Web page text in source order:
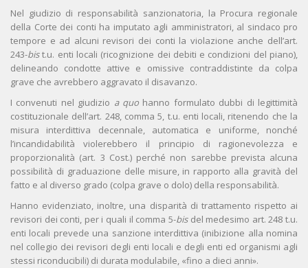
Nel giudizio di responsabilità sanzionatoria, la Procura regionale
della Corte dei conti ha imputato agli amministratori, al sindaco pro
tempore e ad alcuni revisori dei conti la violazione anche dell’art.
243-bist.u. enti locali (ricognizione dei debiti e condizioni del piano),
delineando condotte attive e omissive contraddistinte da colpa
grave che avrebbero aggravato il disavanzo.
I convenuti nel giudizio a quo hanno formulato dubbi di legittimità
costituzionale dell’art. 248, comma 5, t.u. enti locali, ritenendo che la
misura interdittiva decennale, automatica e uniforme, nonché
l’incandidabilità violerebbero il principio di ragionevolezza e
proporzionalità (art. 3 Cost.) perché non sarebbe prevista alcuna
possibilità di graduazione delle misure, in rapporto alla gravità del
fatto e al diverso grado (colpa grave o dolo) della responsabilità.
Hanno evidenziato, inoltre, una disparità di trattamento rispetto ai
revisori dei conti, per i quali il comma 5-bis del medesimo art. 248 t.u.
enti locali prevede una sanzione interdittiva (inibizione alla nomina
nel collegio dei revisori degli enti locali e degli enti ed organismi agli
stessi riconducibili) di durata modulabile, «fino a dieci anni».